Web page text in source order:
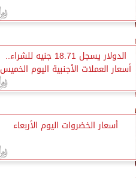
الدولار يسجل 18.71 جنيه للشراء..
أسعار العملات الأجنبية اليوم الخميس
أسعار الخضروات اليوم الأربعاء